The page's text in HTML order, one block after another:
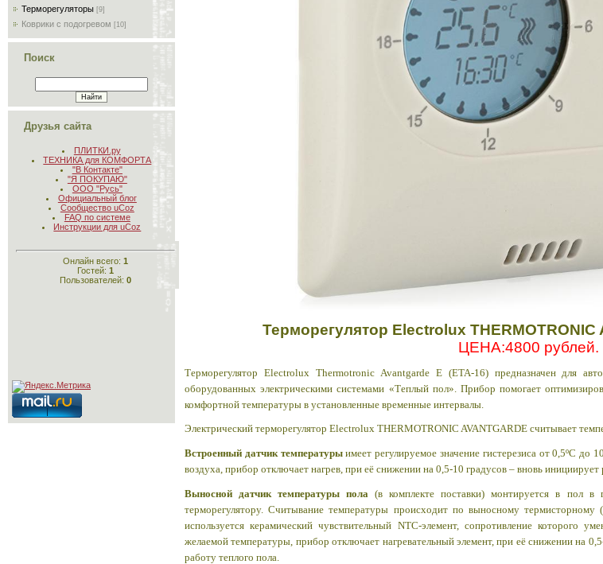
Терморегуляторы [9]
Коврики с подогревом [10]
Поиск
Друзья сайта
ПЛИТКИ.ру
ТЕХНИКА для КОМФОРТА
"В Контакте"
"Я ПОКУПАЮ"
ООО "Русь"
Официальный блог
Сообщество uCoz
FAQ по системе
Инструкции для uCoz
Онлайн всего: 1
Гостей: 1
Пользователей: 0
Терморегулятор Electrolux THERMOTRONIC
ЦЕНА:4800 рублей.
Терморегулятор Electrolux Thermotronic Avantgarde E (ETA-16) предназначен для
оборудованных электрическими системами «Теплый пол». Прибор помогает
комфортной температуры в установленные временные интервалы.
Электрический терморегулятор Electrolux THERMOTRONIC AVANTGARDE считывает
Встроенный датчик температурыимеет регулируемое значение гистерезиса от 0,5ºС
воздуха, прибор отключает нагрев, при её снижении на 0,5-10 градусов – вновь инициирует
Выносной датчик температуры пола (в комплекте поставки) монтируется в пол в
терморегулятору.Считывание температуры происходит по выносному термисторному
используется керамический чувствительный NTC-элемент, сопротивление которого
желаемой температуры, прибор отключает нагревательный элемент, при её снижении на
работу теплого пола.